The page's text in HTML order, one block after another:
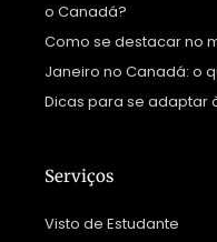
o Canadá?
Como se destacar no
Janeiro no Canadá: o
Dicas para se adaptar
Serviços
Visto de Estudante